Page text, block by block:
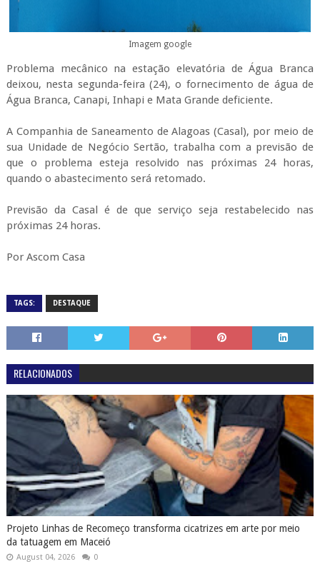
Imagem google
Problema mecânico na estação elevatória de Água Branca
deixou, nesta segunda-feira (24), o fornecimento de água de
Água Branca, Canapi, Inhapi e Mata Grande deficiente.
A Companhia de Saneamento de Alagoas (Casal), por meio de
sua Unidade de Negócio Sertão, trabalha com a previsão de
que o problema esteja resolvido nas próximas 24 horas,
quando o abastecimento será retomado.
Previsão da Casal é de que serviço seja restabelecido nas
próximas 24 horas.
Por Ascom Casa
TAGS: DESTAQUE
RELACIONADOS
Projeto Linhas de Recomeço transforma cicatrizes em arte por meio
da tatuagem em Maceió
August 04, 2026 0